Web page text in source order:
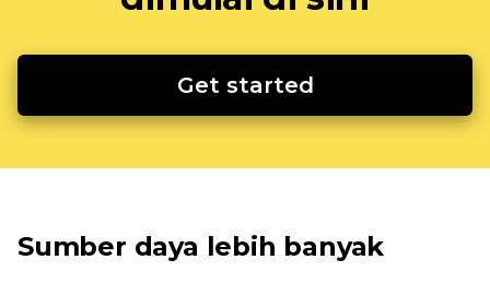
Get started
Sumber daya lebih banyak